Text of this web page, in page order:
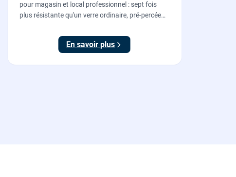
pour magasin et local professionnel : sept fois
plus résistante qu'un verre ordinaire, pré-percée
nos vitriers avec sa quincaillerie (pivots, serrure,
En savoir plus